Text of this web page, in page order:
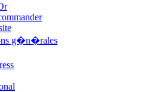
g�n�rales